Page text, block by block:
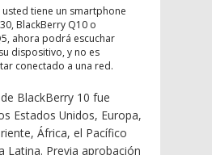
usted tiene un smartphone
BlackBerry Q10 o
ahora podrá escuchar
dispositivo, y no es
conectado a una red.
BlackBerry 10 fue
Estados Unidos, Europa,
África, el Pacífico
Latina. Previa aprobación